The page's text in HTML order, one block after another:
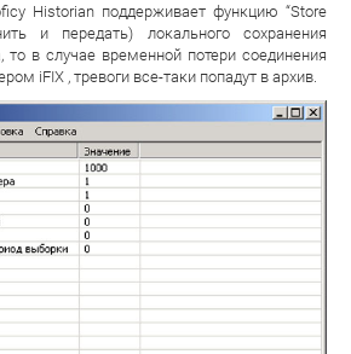
Historian поддерживает функцию “Store
и передать) локального сохранения
то в случае временной потери соединения
iFIX , тревоги все-таки попадут в архив.